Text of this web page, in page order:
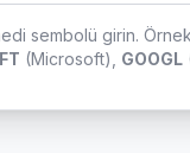
sembolü girin.
(Microsoft), GOOGL